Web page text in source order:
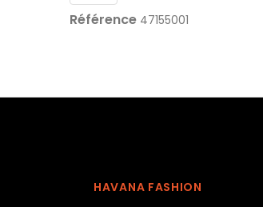
Référence 47155001
HAVANA FASHION